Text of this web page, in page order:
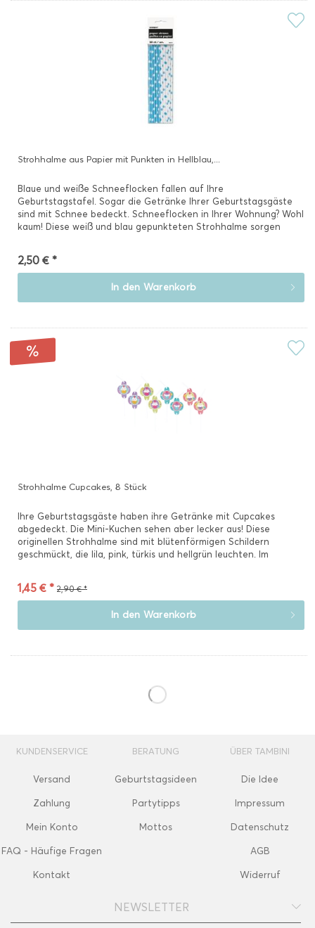
Strohhalme aus Papier mit Punkten in Hellblau,...
Blaue und weiße Schneeflocken fallen auf Ihre
Geburtstagstafel. Sogar die Getränke Ihrer Geburtstagsgäste
sind mit Schnee bedeckt. Schneeflocken in Ihrer Wohnung? Wohl
kaum! Diese weiß und blau gepunkteten Strohhalme sorgen
2,50 € *
In den Warenkorb
Strohhalme Cupcakes, 8 Stück
Ihre Geburtstagsgäste haben ihre Getränke mit Cupcakes
abgedeckt. Die Mini-Kuchen sehen aber lecker aus! Diese
originellen Strohhalme sind mit blütenförmigen Schildern
geschmückt, die lila, pink, türkis und hellgrün leuchten. Im
1,45 € * 2,90 € *
In den Warenkorb
KUNDENSERVICE
Versand
Zahlung
Mein Konto
FAQ - Häufige Fragen
Kontakt
BERATUNG
Geburtstagsideen
Partytipps
Mottos
ÜBER TAMBINI
Die Idee
Impressum
Datenschutz
AGB
Widerruf
NEWSLETTER